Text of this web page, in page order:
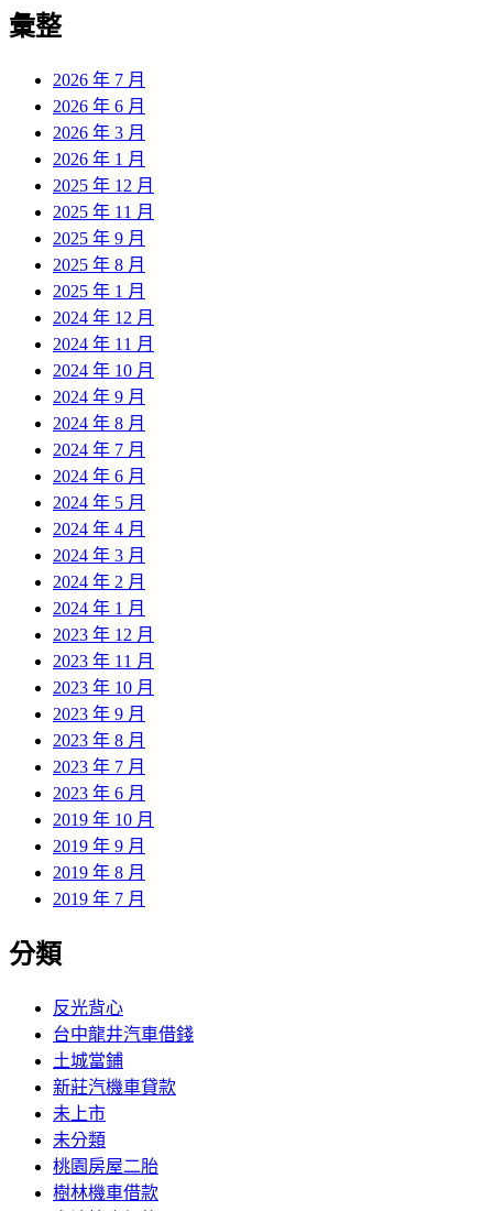
彙整
2026 年 7 月
2026 年 6 月
2026 年 3 月
2026 年 1 月
2025 年 12 月
2025 年 11 月
2025 年 9 月
2025 年 8 月
2025 年 1 月
2024 年 12 月
2024 年 11 月
2024 年 10 月
2024 年 9 月
2024 年 8 月
2024 年 7 月
2024 年 6 月
2024 年 5 月
2024 年 4 月
2024 年 3 月
2024 年 2 月
2024 年 1 月
2023 年 12 月
2023 年 11 月
2023 年 10 月
2023 年 9 月
2023 年 8 月
2023 年 7 月
2023 年 6 月
2019 年 10 月
2019 年 9 月
2019 年 8 月
2019 年 7 月
分類
反光背心
台中龍井汽車借錢
土城當鋪
新莊汽機車貸款
未上市
未分類
桃園房屋二胎
樹林機車借款